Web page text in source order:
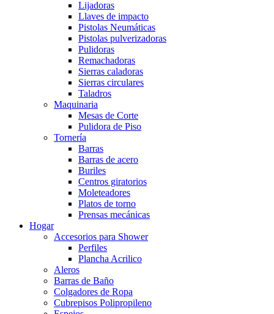
Lijadoras
Llaves de impacto
Pistolas Neumáticas
Pistolas pulverizadoras
Pulidoras
Remachadoras
Sierras caladoras
Sierras circulares
Taladros
Maquinaria
Mesas de Corte
Pulidora de Piso
Tornería
Barras
Barras de acero
Buriles
Centros giratorios
Moleteadores
Platos de torno
Prensas mecánicas
Hogar
Accesorios para Shower
Perfiles
Plancha Acrilico
Aleros
Barras de Baño
Colgadores de Ropa
Cubrepisos Polipropileno